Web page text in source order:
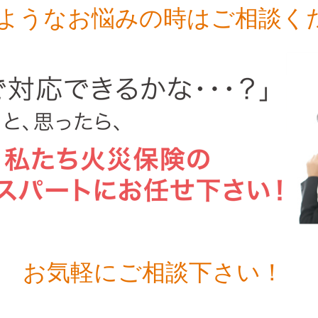
うなお悩みの時はご相談く
お気軽にご相談下さい！